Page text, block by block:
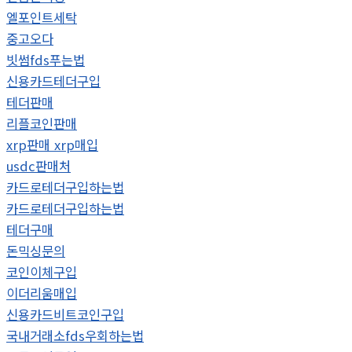
엘포인트세탁
중고오다
빗썸fds푸는법
신용카드테더구입
테더판매
리플코인판매
xrp판매 xrp매입
usdc판매처
카드로테더구입하는법
카드로테더구입하는법
테더구매
돈믹싱문의
코인이체구입
이더리움매입
신용카드비트코인구입
국내거래소fds우회하는법